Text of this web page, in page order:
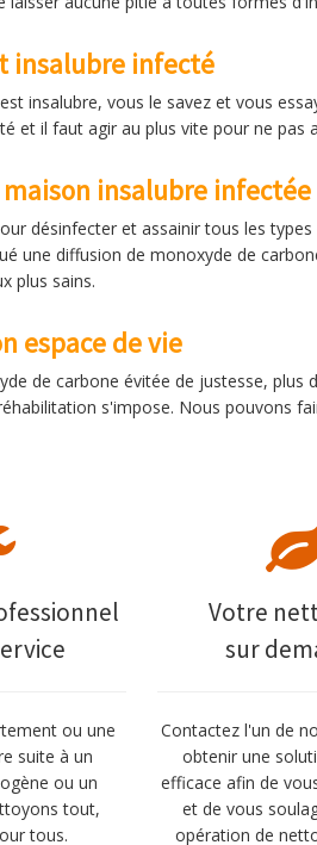
insalubre infecté
insalubre, vous le savez et vous
et il faut agir au plus vite pour ne pas
insalubre infectée
désinfecter et assainir tous les
une diffusion de monoxyde de
plus sains.
espace de vie
de carbone évitée de justesse,
s'impose. Nous pouvons
ou une
suite à un
ou un
tout,
tous.
Votre
sur
Contactez l'un de
obtenir une
efficace afin de
et de vous
opération de